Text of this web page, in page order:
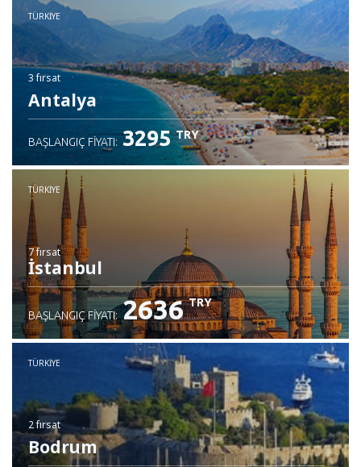
TÜRKIYE
3 fırsat
Antalya
BAŞLANGIÇ FIYATI: 3295 TRY
TÜRKIYE
7 fırsat
İstanbul
BAŞLANGIÇ FIYATI: 2636 TRY
TÜRKIYE
2 fırsat
Bodrum